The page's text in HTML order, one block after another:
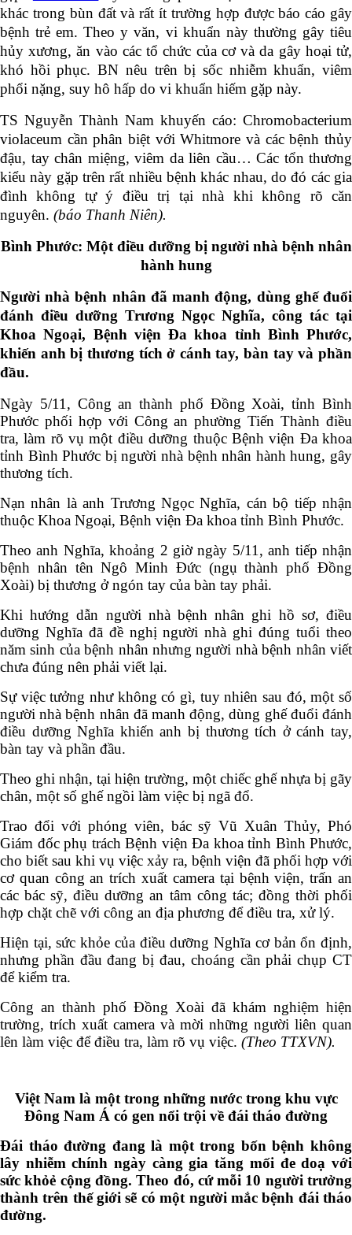
khác trong bùn đất và rất ít trường hợp được báo cáo gây
bệnh trẻ em. Theo y văn, vi khuẩn này thường gây tiêu
hủy xương, ăn vào các tổ chức của cơ và da gây hoại tử,
khó hồi phục. BN nêu trên bị sốc nhiễm khuẩn, viêm
phổi nặng, suy hô hấp do vi khuẩn hiếm gặp này.
TS Nguyễn Thành Nam khuyến cáo: Chromobacterium
violaceum cần phân biệt với Whitmore và các bệnh thủy
đậu, tay chân miệng, viêm da liên cầu… Các tổn thương
kiểu này gặp trên rất nhiều bệnh khác nhau, do đó các gia
đình không tự ý điều trị tại nhà khi không rõ căn
nguyên. (báo Thanh Niên).
Bình Phước: Một điều dưỡng bị người nhà bệnh nhân
hành hung
Người nhà bệnh nhân đã manh động, dùng ghế đuổi
đánh điều dưỡng Trương Ngọc Nghĩa, công tác tại
Khoa Ngoại, Bệnh viện Đa khoa tỉnh Bình Phước,
khiến anh bị thương tích ở cánh tay, bàn tay và phần
đầu.
Ngày 5/11, Công an thành phố Đồng Xoài, tỉnh Bình
Phước phối hợp với Công an phường Tiến Thành điều
tra, làm rõ vụ một điều dưỡng thuộc Bệnh viện Đa khoa
tỉnh Bình Phước bị người nhà bệnh nhân hành hung, gây
thương tích.
Nạn nhân là anh Trương Ngọc Nghĩa, cán bộ tiếp nhận
thuộc Khoa Ngoại, Bệnh viện Đa khoa tỉnh Bình Phước.
Theo anh Nghĩa, khoảng 2 giờ ngày 5/11, anh tiếp nhận
bệnh nhân tên Ngô Minh Đức (ngụ thành phố Đồng
Xoài) bị thương ở ngón tay của bàn tay phải.
Khi hướng dẫn người nhà bệnh nhân ghi hồ sơ, điều
dưỡng Nghĩa đã đề nghị người nhà ghi đúng tuổi theo
năm sinh của bệnh nhân nhưng người nhà bệnh nhân viết
chưa đúng nên phải viết lại.
Sự việc tưởng như không có gì, tuy nhiên sau đó, một số
người nhà bệnh nhân đã manh động, dùng ghế đuổi đánh
điều dưỡng Nghĩa khiến anh bị thương tích ở cánh tay,
bàn tay và phần đầu.
Theo ghi nhận, tại hiện trường, một chiếc ghế nhựa bị gãy
chân, một số ghế ngồi làm việc bị ngã đổ.
Trao đổi với phóng viên, bác sỹ Vũ Xuân Thủy, Phó
Giám đốc phụ trách Bệnh viện Đa khoa tỉnh Bình Phước,
cho biết sau khi vụ việc xảy ra, bệnh viện đã phối hợp với
cơ quan công an trích xuất camera tại bệnh viện, trấn an
các bác sỹ, điều dưỡng an tâm công tác; đồng thời phối
hợp chặt chẽ với công an địa phương để điều tra, xử lý.
Hiện tại, sức khỏe của điều dưỡng Nghĩa cơ bản ổn định,
nhưng phần đầu đang bị đau, choáng cần phải chụp CT
để kiểm tra.
Công an thành phố Đồng Xoài đã khám nghiệm hiện
trường, trích xuất camera và mời những người liên quan
lên làm việc để điều tra, làm rõ vụ việc. (Theo TTXVN).
Việt Nam là một trong những nước trong khu vực
Đông Nam Á có gen nổi trội về đái tháo đường
Đái tháo đường đang là một trong bốn bệnh không
lây nhiễm chính ngày càng gia tăng mối đe doạ với
sức khỏẻ cộng đồng. Theo đó, cứ mỗi 10 người trưởng
thành trên thế giới sẽ có một người mắc bệnh đái tháo
đường.